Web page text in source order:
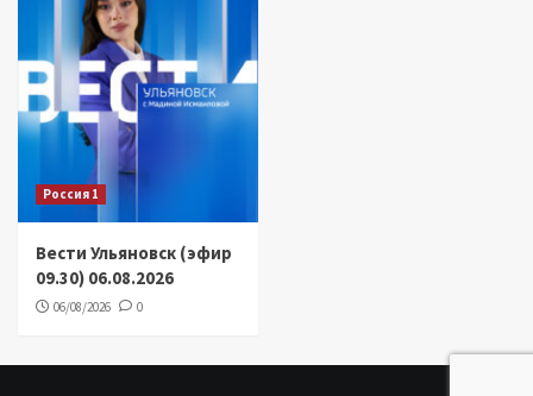
Россия 1
Вести Ульяновск (эфир
09.30) 06.08.2026
06/08/2026 0